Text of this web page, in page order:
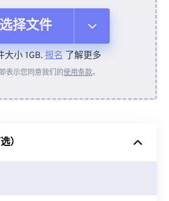
选择文件
设备
自 Google Drive
大小 1GB.报名了解更多
表示您同意我们的使用条款。
）